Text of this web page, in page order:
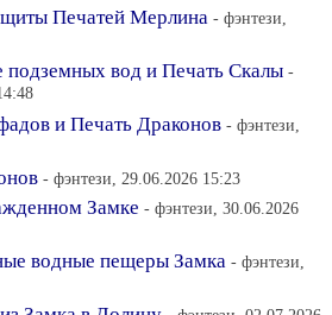
Печатей Мерлина - фэнтези,
подземных вод и Печать Скалы -
и Печать Драконов - фэнтези,
- фэнтези, 29.06.2026 15:23
Замке - фэнтези, 30.06.2026
водные пещеры Замка - фэнтези,